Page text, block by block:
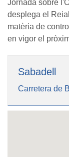
Jornada sobre
desplega el
matèria de
en vigor el
Sabadell
Carretera de